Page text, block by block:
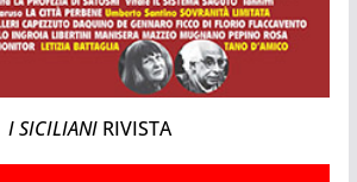
I SICILIANI RIVISTA